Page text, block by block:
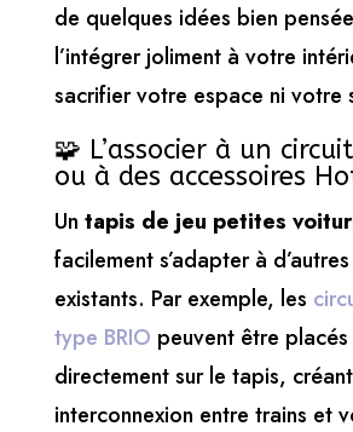
de quelques idées bien
l’intégrer joliment à votre
sacrifier votre espace ni votre
🧩 L’associer à un
ou à des accessoires
Un tapis de jeu petites
facilement s’adapter à
existants. Par exemple, les
type BRIO peuvent être
directement sur le tapis,
interconnexion entre trains et